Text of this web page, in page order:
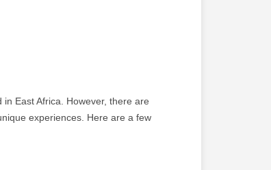
in East Africa. However, there are
experiences. Here are a few